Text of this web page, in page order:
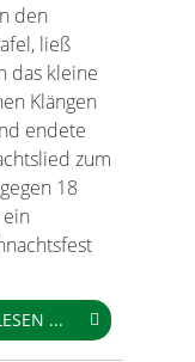
den
ließ
das kleine
Klängen
endete
zum
18
...